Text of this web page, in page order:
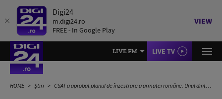
Digi24
m.digi24.ro
FREE - In Google Play
VIEW
LIVE FM LIVE TV
HOME Știri CSAT a aprobat planul de înzestrare a armatei române. Unul dintre obiective: „Creșterea achizițiilor de muniții necesare pentru luptă”